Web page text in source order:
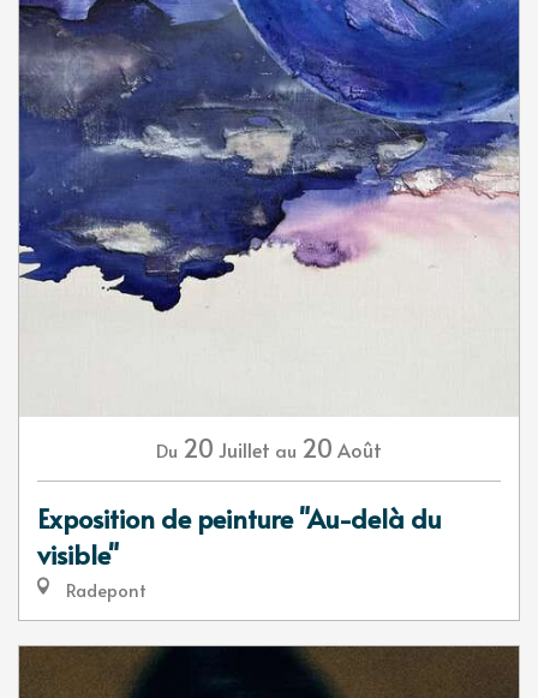
Du 20 Juillet au 20 Août
Exposition de peinture "Au-delà du
visible"
Radepont